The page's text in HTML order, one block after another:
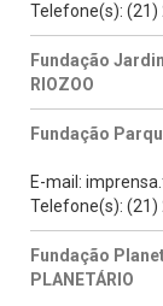
Telefone(s): (21)
Fundação
RIOZOO
Fundação
E-mail:
Telefone(s): (21)
Fundação
PLANETÁRIO